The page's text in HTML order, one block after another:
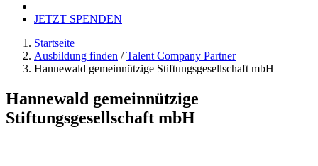
JETZT SPENDEN
Startseite
Ausbildung finden /Talent Company Partner
Hannewald gemeinnützige Stiftungsgesellschaft mbH
Hannewald gemeinnützige
Stiftungsgesellschaft mbH